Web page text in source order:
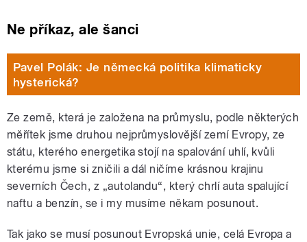
Ne příkaz, ale šanci
Pavel Polák: Je německá politika klimaticky
hysterická?
Ze země, která je založena na průmyslu, podle některých
měřítek jsme druhou nejprůmyslovější zemí Evropy, ze
státu, kterého energetika stojí na spalování uhlí, kvůli
kterému jsme si zničili a dál ničíme krásnou krajinu
severních Čech, z „autolandu“, který chrlí auta spalující
naftu a benzín, se i my musíme někam posunout.
Tak jako se musí posunout Evropská unie, celá Evropa a